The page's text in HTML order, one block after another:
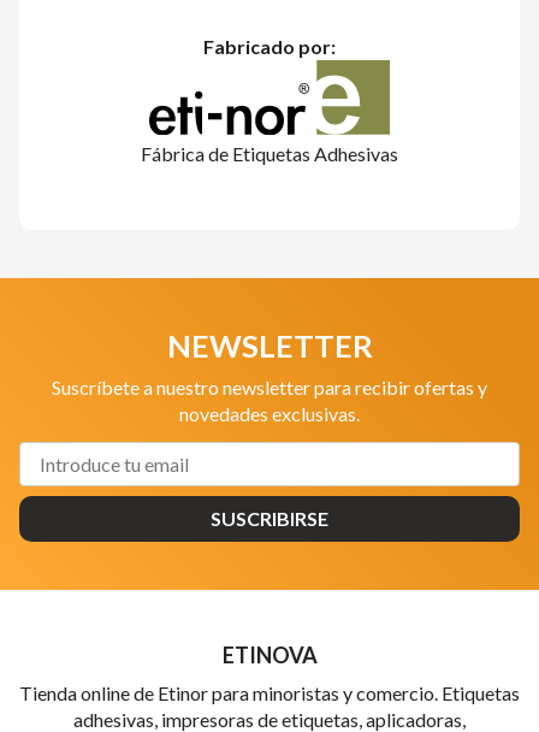
Fabricado por:
Fábrica de Etiquetas Adhesivas
NEWSLETTER
Suscríbete a nuestro newsletter para recibir ofertas y
novedades exclusivas.
SUSCRIBIRSE
ETINOVA
Tienda online de Etinor para minoristas y comercio. Etiquetas
adhesivas, impresoras de etiquetas, aplicadoras,